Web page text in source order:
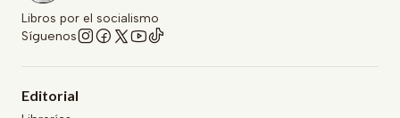
Libros por el socialismo
Síguenos
Editorial